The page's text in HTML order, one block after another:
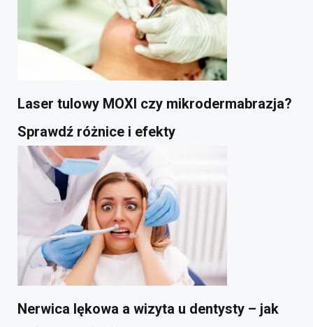
Laser tulowy MOXI czy mikrodermabrazja?
Sprawdź różnice i efekty
Nerwica lękowa a wizyta u dentysty – jak